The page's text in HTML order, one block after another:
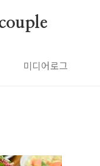
미디어로그